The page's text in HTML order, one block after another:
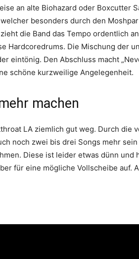
an alte Biohazard oder Boxcutter
besonders durch den
die Band das Tempo ordentlich
Hardcoredrums. Die Mischung der
eintönig. Den Abschluss macht
schöne kurzweilige Angelegenheit.
machen
LA ziemlich gut weg. Durch die
noch zwei bis drei Songs mehr
Diese ist leider etwas dünn und
für eine mögliche Vollscheibe auf.